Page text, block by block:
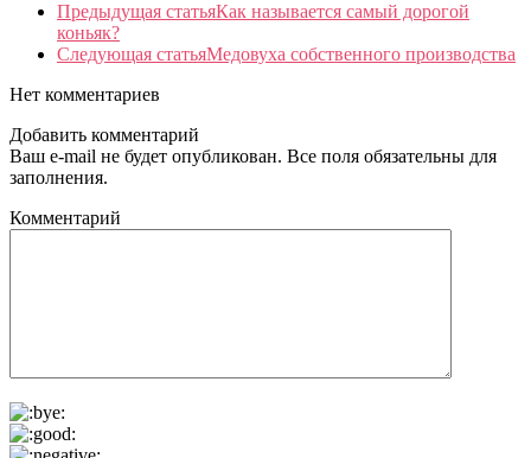
Предыдущая статьяКак называется самый дорогой
коньяк?
Следующая статьяМедовуха собственного производства
Нет комментариев
Добавить комментарий
Ваш e-mail не будет опубликован. Все поля обязательны для
заполнения.
Комментарий